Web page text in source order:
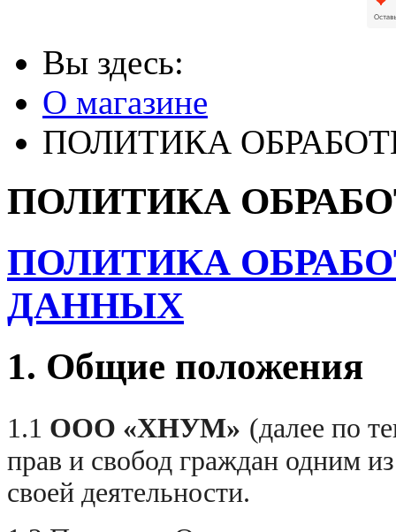
Вы здесь:
О магазине
ПОЛИТИКА
ПОЛИТИКА
ПОЛИТИКА
ДАННЫХ
1. Общие положения
1.1 ООО «ХНУМ» (далее по
прав и свобод граждан одним
своей деятельности.